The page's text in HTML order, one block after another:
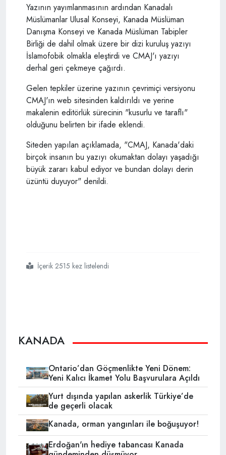
Yazının yayımlanmasının ardından Kanadalı
Müslümanlar Ulusal Konseyi, Kanada Müslüman
Danışma Konseyi ve Kanada Müslüman Tabipler
Birliği de dahil olmak üzere bir dizi kuruluş yazıyı
İslamofobik olmakla eleştirdi ve CMAJ'ı yazıyı
derhal geri çekmeye çağırdı.
Gelen tepkiler üzerine yazının çevrimiçi versiyonu
CMAJ'ın web sitesinden kaldırıldı ve yerine
makalenin editörlük sürecinin "kusurlu ve taraflı"
olduğunu belirten bir ifade eklendi.
Siteden yapılan açıklamada, "CMAJ, Kanada'daki
birçok insanın bu yazıyı okumaktan dolayı yaşadığı
büyük zararı kabul ediyor ve bundan dolayı derin
üzüntü duyuyor" denildi.
#kanada
#tabipler
#birliği
#islamofobik
#yazı
#için
#özür
#dilediİçerik 2515 kez listelendi
KANADA
Ontario’dan Göçmenlikte Yeni Dönem:
Yeni Kalıcı İkamet Yolu Başvurulara Açıldı
Yurt dışında yapılan askerlik Türkiye’de
de geçerli olacak
Kanada, orman yangınları ile boğuşuyor!
Erdoğan'ın hediye tabancası Kanada